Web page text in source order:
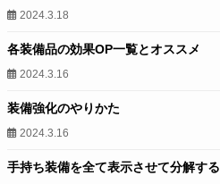
2024.3.18
各装備品の効果OP一覧とオススメ
2024.3.16
装備強化のやりかた
2024.3.16
手持ち装備を全て表示させて分解する